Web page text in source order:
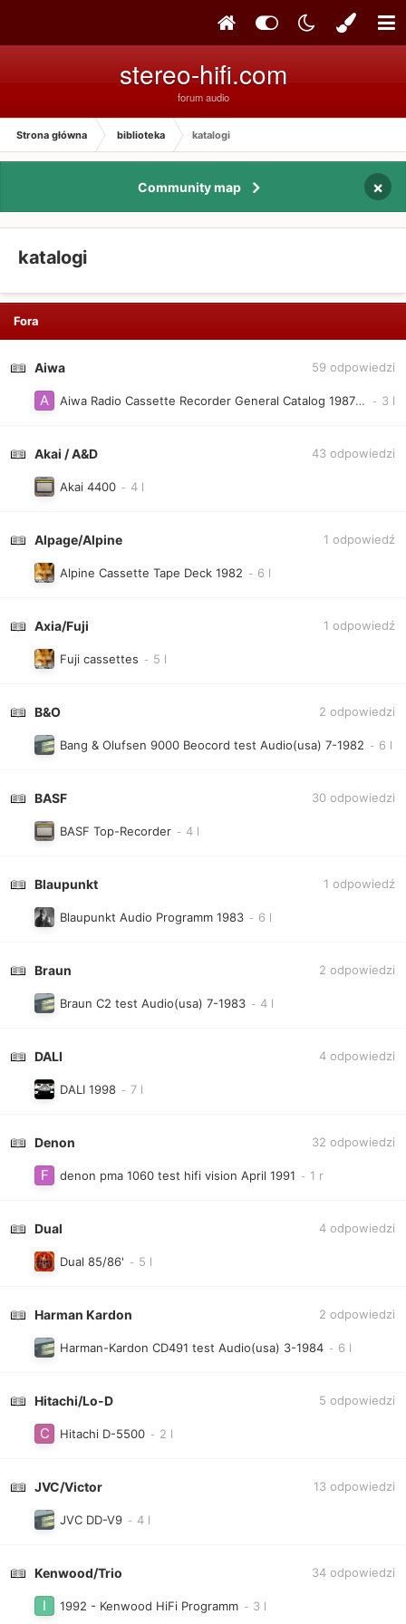
stereo-hifi.com
forum audio
Strona główna biblioteka katalogi
Community map ×
katalogi
Fora
Aiwa 59 odpowiedzi
Aiwa Radio Cassette Recorder General Catalog 1987-12 (Japan)
Akai / A&D 43 odpowiedzi
Akai 4400
Alpage/Alpine 1 odpowiedź
Alpine Cassette Tape Deck 1982
Axia/Fuji 1 odpowiedź
Fuji cassettes
B&O 2 odpowiedzi
Bang & Olufsen 9000 Beocord test Audio(usa) 7-1982
BASF 30 odpowiedzi
BASF Top-Recorder
Blaupunkt 1 odpowiedź
Blaupunkt Audio Programm 1983
Braun 2 odpowiedzi
Braun C2 test Audio(usa) 7-1983
DALI 4 odpowiedzi
DALI 1998
Denon 32 odpowiedzi
denon pma 1060 test hifi vision April 1991
Dual 4 odpowiedzi
Dual 85/86'
Harman Kardon 2 odpowiedzi
Harman-Kardon CD491 test Audio(usa) 3-1984
Hitachi/Lo-D 5 odpowiedzi
Hitachi D-5500
JVC/Victor 13 odpowiedzi
JVC DD-V9
Kenwood/Trio 34 odpowiedzi
1992 - Kenwood HiFi Programm